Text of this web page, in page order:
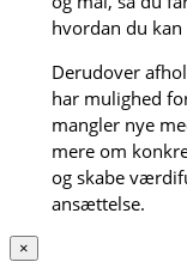
hvordan du
Derudover
har mulighed
mangler nye
mere om
og skabe
ansættelse.
×